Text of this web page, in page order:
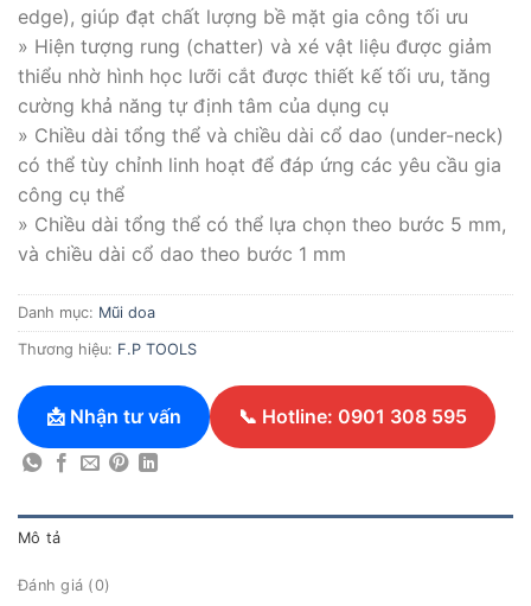
edge), giúp đạt chất lượng bề mặt gia công tối ưu
» Hiện tượng rung (chatter) và xé vật liệu được giảm
thiểu nhờ hình học lưỡi cắt được thiết kế tối ưu, tăng
cường khả năng tự định tâm của dụng cụ
» Chiều dài tổng thể và chiều dài cổ dao (under-neck)
có thể tùy chỉnh linh hoạt để đáp ứng các yêu cầu gia
công cụ thể
» Chiều dài tổng thể có thể lựa chọn theo bước 5 mm,
và chiều dài cổ dao theo bước 1 mm
Danh mục: Mũi doa
Thương hiệu: F.P TOOLS
📩 Nhận tư vấn 📞 Hotline: 0901 308 595
Mô tả
Đánh giá (0)